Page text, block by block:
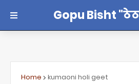
Gopu Bisht "ठेठ
Home kumaoni holi geet